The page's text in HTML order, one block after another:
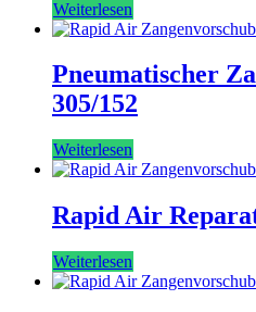
Weiterlesen
Pneumatischer
305/152
Weiterlesen
Rapid Air
Weiterlesen